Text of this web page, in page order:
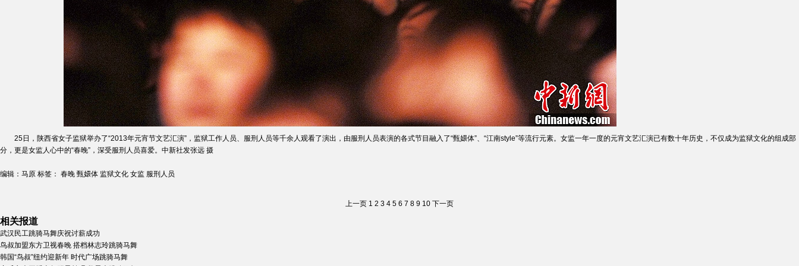
25日，陕西省女子监狱举办了“2013年元宵节文艺汇演”，监狱工作人员、服刑人员等千余人观看了演出，由服刑人员表演的各式节目融入了“甄嬛体”、“江南style”等流行元素。女监一年一度的元宵文艺汇演已有数十年历史，不仅成为监狱文化的组成部
分，更是女监人心中的“春晚”，深受服刑人员喜爱。中新社发张远 摄
编辑：马原 标签： 春晚 甄嬛体 监狱文化 女监 服刑人员
上一页 1 2 3 4 5 6 7 8 9 10 下一页
相关报道
武汉民工跳骑马舞庆祝讨薪成功
鸟叔加盟东方卫视春晚 搭档林志玲跳骑马舞
韩国“鸟叔”纽约迎新年 时代广场跳骑马舞